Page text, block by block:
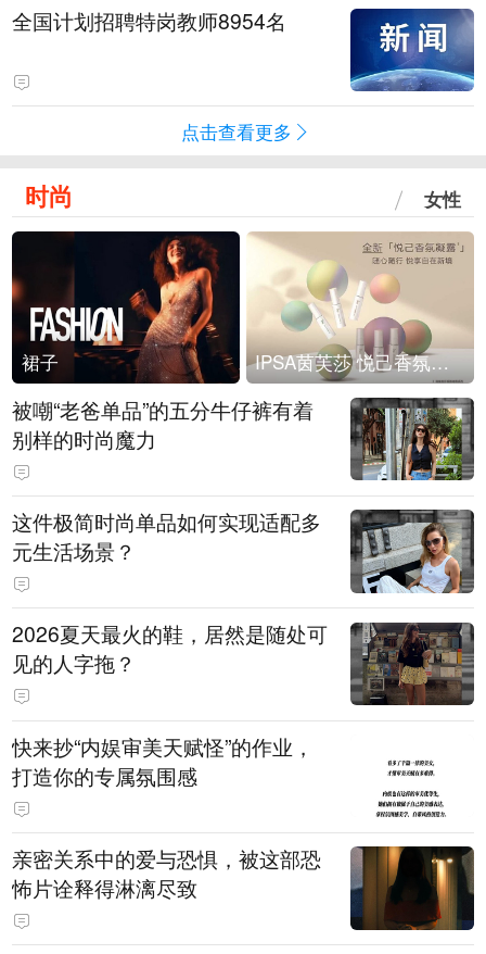
全国计划招聘特岗教师8954名
点击查看更多
时尚 女性
裙子 IPSA茵芙莎 悦己香氛凝露上市
被嘲“老爸单品”的五分牛仔裤有着
别样的时尚魔力
这件极简时尚单品如何实现适配多
元生活场景？
2026夏天最火的鞋，居然是随处可
见的人字拖？
快来抄“内娱审美天赋怪”的作业，
打造你的专属氛围感
亲密关系中的爱与恐惧，被这部恐
怖片诠释得淋漓尽致